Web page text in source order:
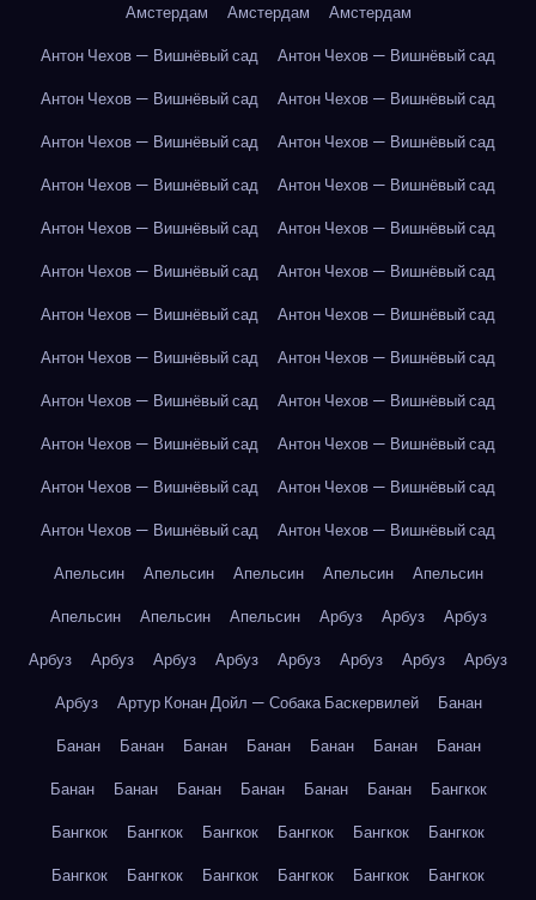
Амстердам
Амстердам
Амстердам
Антон Чехов — Вишнёвый сад
Антон Чехов — Вишнёвый сад
Антон Чехов — Вишнёвый сад
Антон Чехов — Вишнёвый сад
Антон Чехов — Вишнёвый сад
Антон Чехов — Вишнёвый сад
Антон Чехов — Вишнёвый сад
Антон Чехов — Вишнёвый сад
Антон Чехов — Вишнёвый сад
Антон Чехов — Вишнёвый сад
Антон Чехов — Вишнёвый сад
Антон Чехов — Вишнёвый сад
Антон Чехов — Вишнёвый сад
Антон Чехов — Вишнёвый сад
Антон Чехов — Вишнёвый сад
Антон Чехов — Вишнёвый сад
Антон Чехов — Вишнёвый сад
Антон Чехов — Вишнёвый сад
Антон Чехов — Вишнёвый сад
Антон Чехов — Вишнёвый сад
Антон Чехов — Вишнёвый сад
Антон Чехов — Вишнёвый сад
Антон Чехов — Вишнёвый сад
Антон Чехов — Вишнёвый сад
Апельсин
Апельсин Апельсин Апельсин
Апельсин
Апельсин
Апельсин Апельсин Арбуз Арбуз
Арбуз
Арбуз
Арбуз Арбуз Арбуз Арбуз Арбуз Арбуз
Арбуз
Арбуз
Артур Конан Дойл — Собака Баскервилей
Банан
Банан
Банан Банан Банан Банан Банан
Банан
Банан
Банан Банан Банан Банан Банан
Бангкок
Бангкок
Бангкок Бангкок Бангкок Бангкок
Бангкок
Бангкок
Бангкок Бангкок Бангкок Бангкок Бангкок